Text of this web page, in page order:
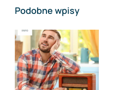
Podobne wpisy